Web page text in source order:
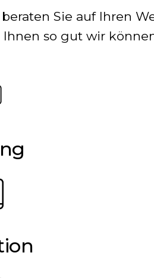
Sie auf Ihren
so gut wir